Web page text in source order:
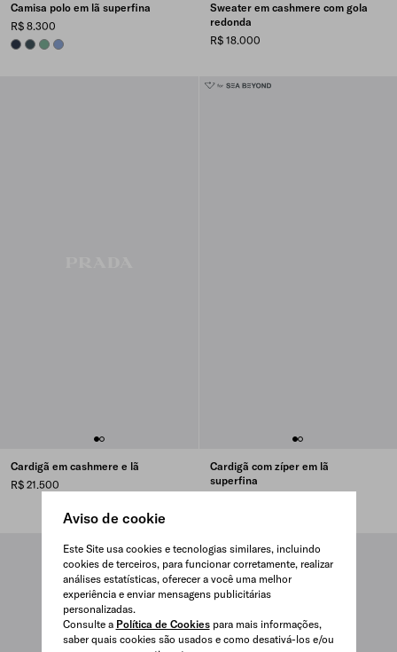
Aviso de cookie
Este Site usa cookies e tecnologias similares, incluindo
cookies de terceiros, para funcionar corretamente, realizar
análises estatísticas, oferecer a você uma melhor
experiência e enviar mensagens publicitárias
personalizadas.
Consulte a Política de Cookiespara mais informações,
saber quais cookies são usados e como desativá-los e/ou
Camisa polo em lã superfina
R$ 8.300
NAVYBOTTLE GREEN
SAGE GREEN
AVIATOR BLUE
Sweater em cashmere com gola
redonda
R$ 18.000
Cardigã em cashmere e lã
R$ 21.500
Cardigã com zíper em lã
superfina